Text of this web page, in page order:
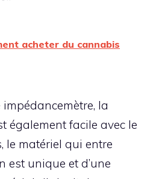
acheter du cannabis
la
également facile avec le
le matériel qui entre
est unique et d’une